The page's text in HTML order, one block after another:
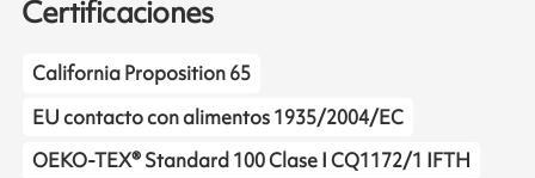
Certificaciones
California Proposition 65
EU contacto con alimentos 1935/2004/EC
OEKO-TEX® Standard 100 Clase I CQ1172/1 IFTH